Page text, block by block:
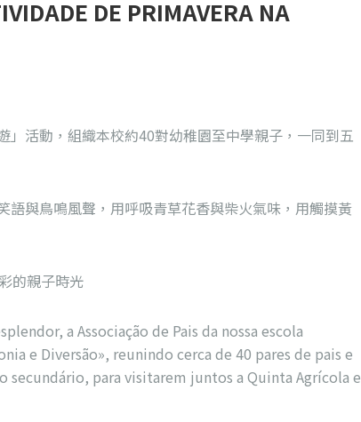
DE PRIMAVERA NA
活動，組織本校約40對幼稚園至中學親子，一同到五
與鳥鳴風聲，用呼吸青草花香與柴火氣味，用觸摸黃
的親子時光
a Associação de Pais da nossa escola
e Diversão», reunindo cerca de 40 pares de pais e
secundário, para visitarem juntos a Quinta Agrícola e